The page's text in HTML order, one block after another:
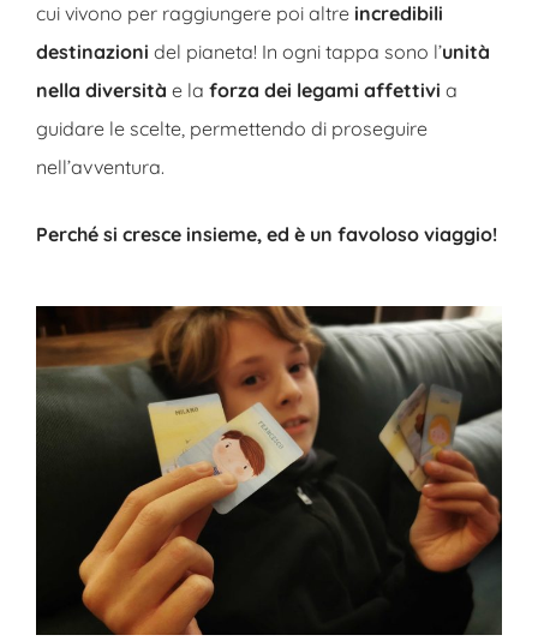
cui vivono per raggiungere poi altre incredibili
destinazioni del pianeta! In ogni tappa sono l’unità
nella diversità e la forza dei legami affettivi a
guidare le scelte, permettendo di proseguire
nell’avventura.
Perché si cresce insieme, ed è un favoloso viaggio!